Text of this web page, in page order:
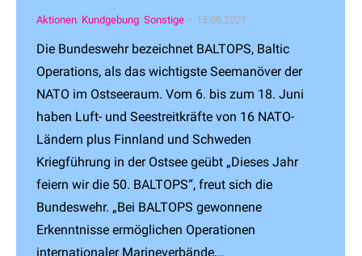
Aktionen, Kundgebung, Sonstige 15.06.2021
Die Bundeswehr bezeichnet BALTOPS, Baltic
Operations, als das wichtigste Seemanöver der
NATO im Ostseeraum. Vom 6. bis zum 18. Juni
haben Luft- und Seestreitkräfte von 16 NATO-
Ländern plus Finnland und Schweden
Kriegführung in der Ostsee geübt „Dieses Jahr
feiern wir die 50. BALTOPS“, freut sich die
Bundeswehr. „Bei BALTOPS gewonnene
Erkenntnisse ermöglichen Operationen
internationaler Marineverbände,…